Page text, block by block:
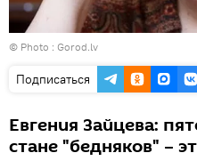
© Photo : Gorod.lv
Подписаться
Евгения Зайцева:
стане "бедняков" –